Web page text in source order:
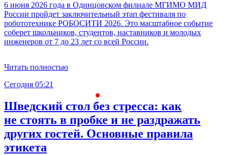
6 июня 2026 года в Одинцовском филиале МГИМО МИД
России пройдет заключительный этап фестиваля по
робототехнике РОБОСИТИ 2026. Это масштабное событие
соберет школьников, студентов, наставников и молодых
инженеров от 7 до 23 лет со всей России.
Читать полностью
Сегодня 05:21
Шведский стол без стресса: как
не стоять в пробке и не раздражать
других гостей. Основные правила
этикета